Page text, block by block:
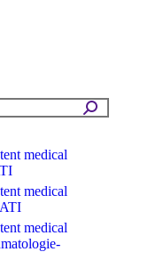
medical
medical
medical